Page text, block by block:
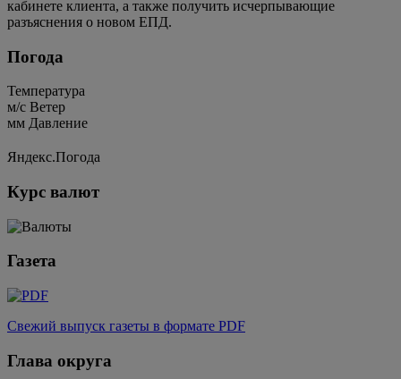
кабинете клиента, а также получить исчерпывающие
разъяснения о новом ЕПД.
Погода
Температура
м/c Ветер
мм Давление
Яндекс.Погода
Курс валют
Газета
Свежий выпуск газеты в формате PDF
Глава округа